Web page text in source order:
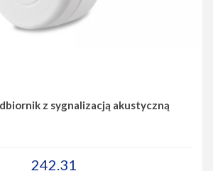
z sygnalizacją akustyczną
242.31